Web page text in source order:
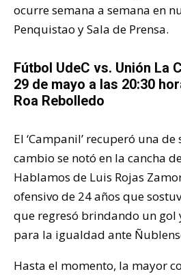
ocurre semana a semana en
Penquistao y Sala de Prensa.
Fútbol UdeC vs. Unión La
29 de mayo a las 20:30
Roa Rebolledo
El ‘Campanil’ recuperó una
cambio se notó en la cancha
Hablamos de Luis Rojas
ofensivo de 24 años que
que regresó brindando un gol
para la igualdad ante
Hasta el momento, la mayor